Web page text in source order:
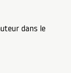
dans le